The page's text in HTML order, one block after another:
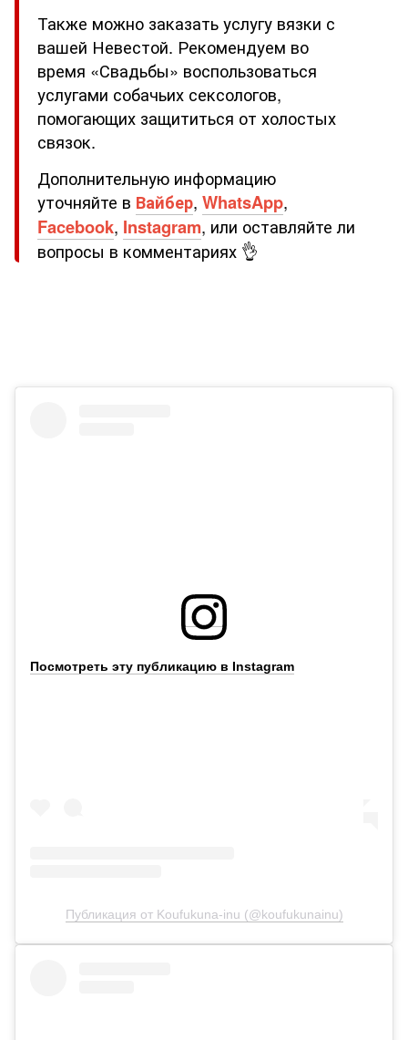
Также можно заказать услугу вязки с
вашей Невестой. Рекомендуем во
время «Свадьбы» воспользоваться
услугами собачьих сексологов,
помогающих защититься от холостых
связок.
Дополнительную информацию
уточняйте в Вайбер, WhatsApp,
Facebook, Instagram, или оставляйте ли
вопросы в комментариях 👌
Посмотреть эту публикацию в Instagram
Публикация от Koufukuna-inu (@koufukunainu)